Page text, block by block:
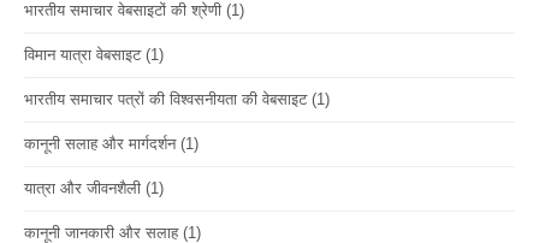
भारतीय समाचार वेबसाइटों की श्रेणी (1)
विमान यात्रा वेबसाइट (1)
भारतीय समाचार पत्रों की विश्वसनीयता की वेबसाइट (1)
कानूनी सलाह और मार्गदर्शन (1)
यात्रा और जीवनशैली (1)
कानूनी जानकारी और सलाह (1)